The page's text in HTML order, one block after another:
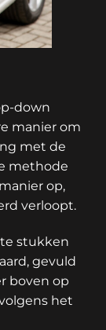
down
manier om
met de
methode
op,
verloopt.
stukken
gevuld
boven op
het